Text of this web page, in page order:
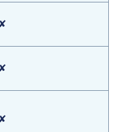
✘
✘
✘